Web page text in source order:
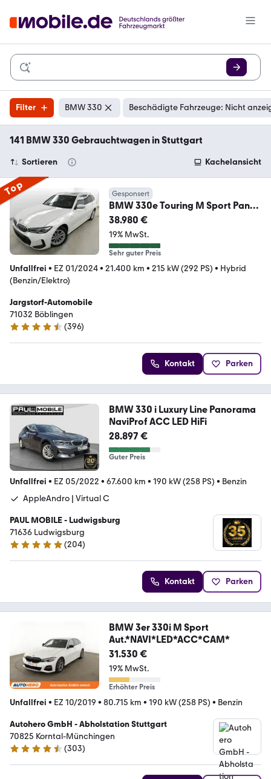
Filter BMW 330 Beschädigte Fahrzeuge: Nicht
141 BMW 330 Gebrauchtwagen in Stuttgart
Sortieren Kachelansicht
Top Gesponsert
BMW 330e Touring M Sport Pano
HeadUp ACC Sound Kam
38.980 €
19% MwSt.
Sehr guter Preis
Unfallfrei • EZ 01/2024• 21.400 km • 215 kW (292 PS) • Hybrid
(Benzin/Elektro)
Jargstorf-Automobile
71032 Böblingen
4.5 Sterne
(396)
Kontakt Parken
BMW 330 i Luxury Line Panorama
NaviProf ACC LED HiFi
28.897 €
Guter Preis
Unfallfrei • EZ 05/2022 • 67.600 km • 190 kW (258 PS) • Benzin
AppleAndro | Virtual C
PAUL MOBILE - Ludwigsburg
71636 Ludwigsburg
4.9 Sterne
(204)
Kontakt Parken
BMW 3er 330i M Sport
Aut.*NAVI*LED*ACC*CAM*
31.530 €
19% MwSt.
Erhöhter Preis
Unfallfrei • EZ 10/2019 • 80.715 km • 190 kW (258 PS) • Benzin
Autohero GmbH - Abholstation Stuttgart
70825 Korntal-Münchingen
4.4 Sterne
(303)